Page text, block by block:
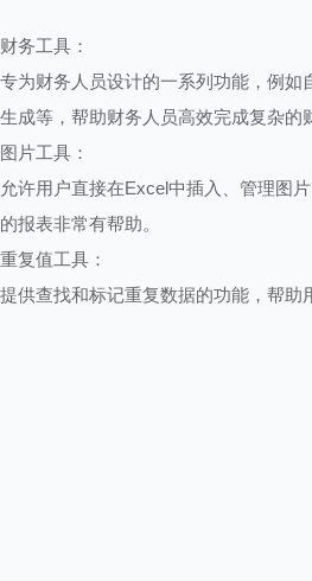
财务工具：
专为财务人员设计的一系列功能，例
生成等，帮助财务人员高效完成复杂的
图片工具：
允许用户直接在Excel中插入、管理图
的报表非常有帮助。
重复值工具：
提供查找和标记重复数据的功能，帮